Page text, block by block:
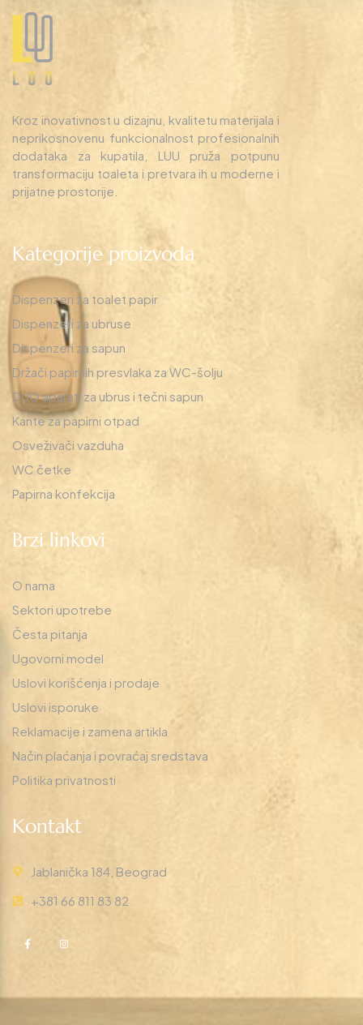
Kroz inovativnost u dizajnu, kvalitetu materijala i
neprikosnovenu funkcionalnost profesionalnih
dodataka za kupatila, LUU pruža potpunu
transformaciju toaleta i pretvara ih u moderne i
prijatne prostorije.
Kategorije proizvoda
Dispenzeri za toalet papir
Dispenzeri za ubruse
Dispenzeri za sapun
Držači papirnih presvlaka za WC-šolju
DUO aparati za ubrus i tečni sapun
Kante za papirni otpad
Osveživači vazduha
WC četke
Papirna konfekcija
Brzi linkovi
O nama
Sektori upotrebe
Česta pitanja
Ugovorni model
Uslovi korišćenja i prodaje
Uslovi isporuke
Reklamacije i zamena artikla
Način plaćanja i povraćaj sredstava
Politika privatnosti
Kontakt
Jablanička 184, Beograd
+381 66 811 83 82